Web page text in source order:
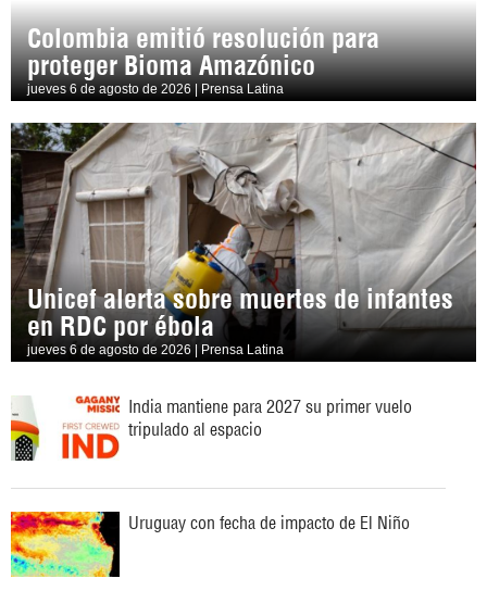
Colombia emitió resolución para
proteger Bioma Amazónico
jueves 6 de agosto de 2026 | Prensa Latina
Unicef alerta sobre muertes de infantes
en RDC por ébola
jueves 6 de agosto de 2026 | Prensa Latina
India mantiene para 2027 su primer vuelo
tripulado al espacio
Uruguay con fecha de impacto de El Niño